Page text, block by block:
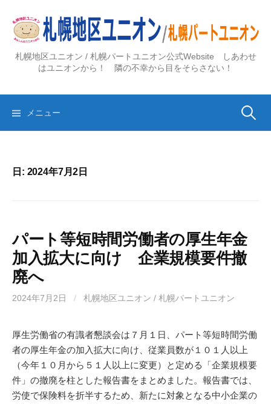
ス
札幌地区ユニオン / 札幌パートユニオン公式Website しあわせ
はユニオンから！ 隣の不幸から目をそらさない！
メニュー 検
日: 2024年7月2日
パート等短時間労働者の厚生年金
加入拡大に向け 企業規模要件撤
廃へ
2024年7月2日 / 札幌地区ユニオン / 札幌パートユニオン
厚生労働省の有識者懇談会は７月１日、パート等短時間労働
者の厚生年金の加入拡大に向け、従業員数が１０１人以上
（今年１０月から５１人以上に変更）と定める「企業規模要
件」の撤廃を柱とした報告書をまとめました。報告書では、
労使で保険料を折半するため、新たに対象となる中小企業の